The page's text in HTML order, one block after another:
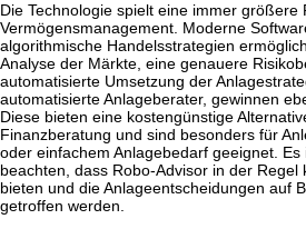
Die Technologie spielt eine immer größere
Vermögensmanagement. Moderne
algorithmische Handelsstrategien
Analyse der Märkte, eine genauere
automatisierte Umsetzung der
automatisierte Anlageberater, gewinnen
Diese bieten eine kostengünstige
Finanzberatung und sind besonders für
oder einfachem Anlagebedarf geeignet. Es
beachten, dass Robo-Advisor in der Regel
bieten und die Anlageentscheidungen auf
getroffen werden.